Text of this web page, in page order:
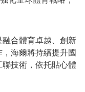
合體育卓越、創新
海爾將持續提升國
技術，依托貼心體